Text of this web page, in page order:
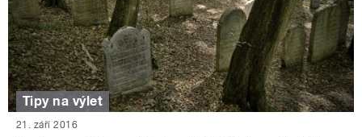
Tipy na výlet
21. září 2016